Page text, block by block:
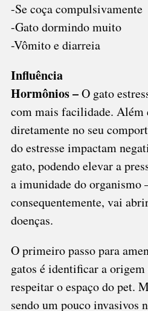
-Se coça compulsivamente
-Gato dormindo muito
-Vômito e diarreia
Influência
Hormônios –O gato
com mais facilidade. Além
diretamente no seu
do estresse impactam
gato, podendo elevar a
a imunidade do organismo
consequentemente, vai
doenças.
O primeiro passo para
gatos é identificar a
respeitar o espaço do pet.
sendo um pouco invasivos